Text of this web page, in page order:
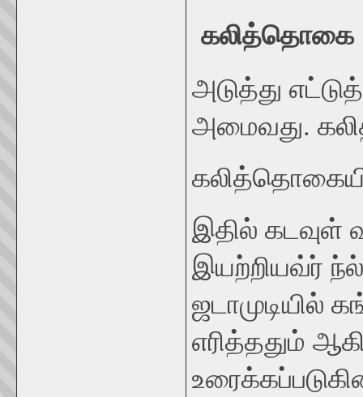
கலித்தொகை
அடுத்து
அமைவது.
இதில் கடவுள்
இயற்றியவ்ர்
ஜடாமுடியில்
எரித்ததும்